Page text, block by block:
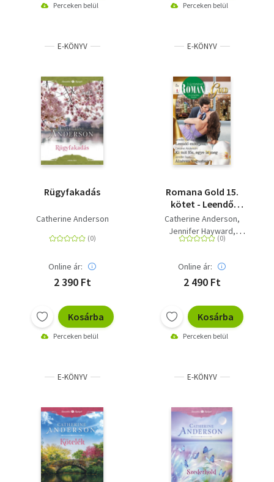
Perceken belül Perceken belül
E-KÖNYV
Rügyfakadás
Catherine Anderson
Online ár:
2 390 Ft
Kosárba
Perceken belül
E-KÖNYV
Romana Gold 15.
kötet - Leendő
exférjem, Ki mit főz,
egye is meg, Álnéven
Vegasban
Catherine Anderson
Jennifer Hayward
Jennifer Faye
Online ár:
2 490 Ft
Kosárba
Perceken belül
E-KÖNYV E-KÖNYV